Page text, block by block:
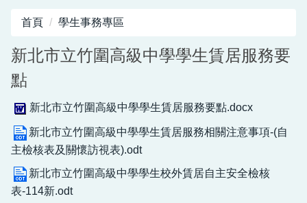
正常教學專區
學生事務專區
衛生健康專區
首頁 學生事務專區
新北市立竹圍高級中學學生賃居服務要
點
新北市立竹圍高級中學學生賃居服務要點.docx
新北市立竹圍高級中學學生賃居服務相關注意事項-(自
主檢核表及關懷訪視表).odt
新北市立竹圍高級中學學生校外賃居自主安全檢核
表-114新.odt